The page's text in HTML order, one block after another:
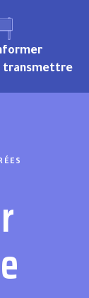
transmettre